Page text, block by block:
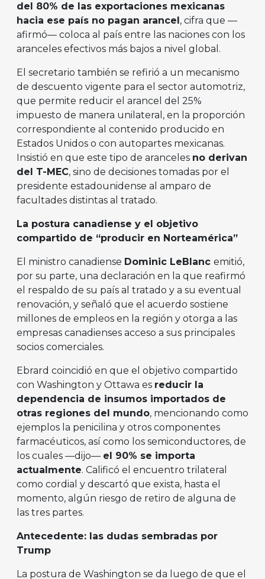
del 80% de las exportaciones mexicanas
hacia ese país no pagan arancel , cifra que —
afirmó— coloca al país entre las naciones con los
aranceles efectivos más bajos a nivel global.
El secretario también se refirió a un mecanismo
de descuento vigente para el sector automotriz,
que permite reducir el arancel del 25%
impuesto de manera unilateral, en la proporción
correspondiente al contenido producido en
Estados Unidos o con autopartes mexicanas.
Insistió en que este tipo de aranceles no derivan
del T-MEC, sino de decisiones tomadas por el
presidente estadounidense al amparo de
facultades distintas al tratado.
La postura canadiense y el objetivo
compartido de “producir en Norteamérica”
El ministro canadiense Dominic LeBlanc emitió,
por su parte, una declaración en la que reafirmó
el respaldo de su país al tratado y a su eventual
renovación, y señaló que el acuerdo sostiene
millones de empleos en la región y otorga a las
empresas canadienses acceso a sus principales
socios comerciales.
Ebrard coincidió en que el objetivo compartido
con Washington y Ottawa es reducir la
dependencia de insumos importados de
otras regiones del mundo, mencionando como
ejemplos la penicilina y otros componentes
farmacéuticos, así como los semiconductores, de
los cuales —dijo— el 90% se importa
actualmente. Calificó el encuentro trilateral
como cordial y descartó que exista, hasta el
momento, algún riesgo de retiro de alguna de
las tres partes.
Antecedente: las dudas sembradas por
Trump
La postura de Washington se da luego de que el